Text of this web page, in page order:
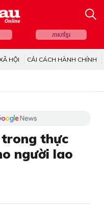
ភាសាខ្មែរ
HỘI CẢI CÁCH HÀNH CHÍNH
trong thực
người lao